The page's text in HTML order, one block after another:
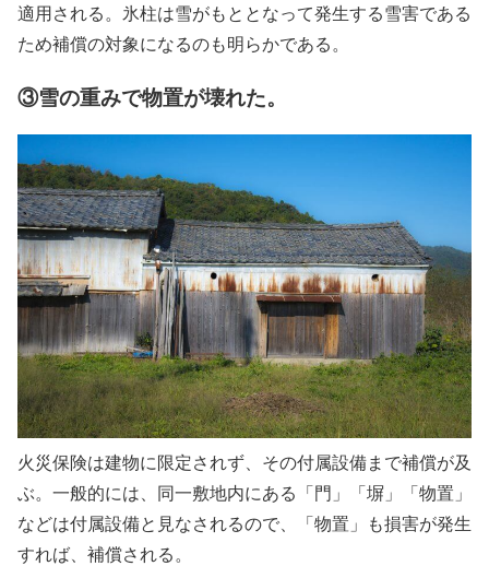
適用される。氷柱は雪がもととなって発生する雪害である
ため補償の対象になるのも明らかである。
③雪の重みで物置が壊れた。
火災保険は建物に限定されず、その付属設備まで補償が及
ぶ。一般的には、同一敷地内にある「門」「塀」「物置」
などは付属設備と見なされるので、「物置」も損害が発生
すれば、補償される。